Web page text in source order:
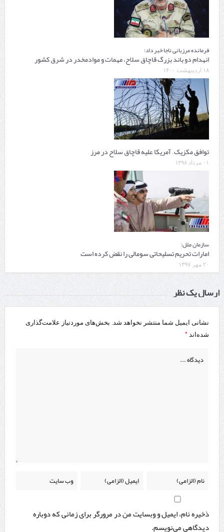
فرمانده مرزبانی ناجا خبر داد:
انهدام دو باند بزرگ قاچاق سلاح، مهمات و موادمخدر در شرق کشور
۱۸ اردیبهشت ۱۴۰۰
توافق مکزیک – آمریکا علیه قاچاق سلاح در مرز
۰۱ مرداد ۱۳۹۸
سازمان ملل:
امارات تحریم تسلیحاتی سومالی را نقض کرده است
۲۰ مهر ۱۳۹۷
ارسال یک نظر
نشانی ایمیل شما منتشر نخواهد شد. بخش‌های موردنیاز علامت‌گذاری
شده‌اند *
ذخیره نام، ایمیل و وبسایت من در مرورگر برای زمانی که دوباره
دیدگاهی می‌نویسم.